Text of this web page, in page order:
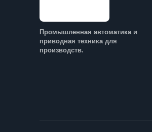
Промышленная автоматика и
приводная техника для
производств.